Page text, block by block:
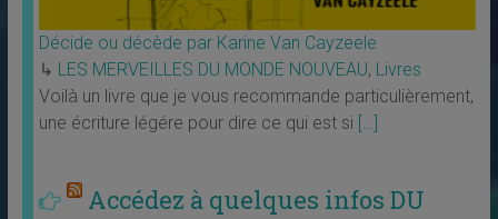
Décide ou décède par Karine Van Cayzeele
↳ LES MERVEILLES DU MONDE NOUVEAU, Livres
Voilà un livre que je vous recommande particulièrement,
une écriture légére pour dire ce qui est si […]
Accédez à quelques infos DU